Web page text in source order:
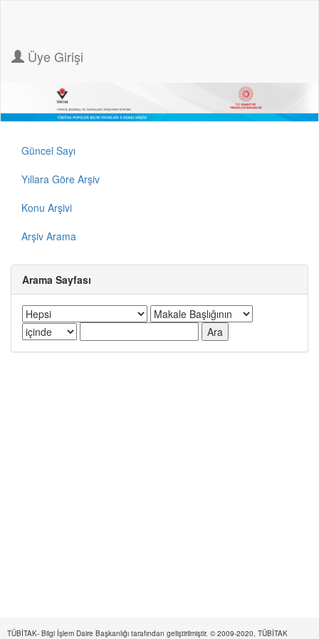
Üye Girişi
Güncel Sayı
Yıllara Göre Arşiv
Konu Arşivi
Arşiv Arama
Arama Sayfası
TÜBİTAK- Bilgi İşlem Daire Başkanlığı tarafından geliştirilmiştir. © 2009-2020, TÜBİTAK